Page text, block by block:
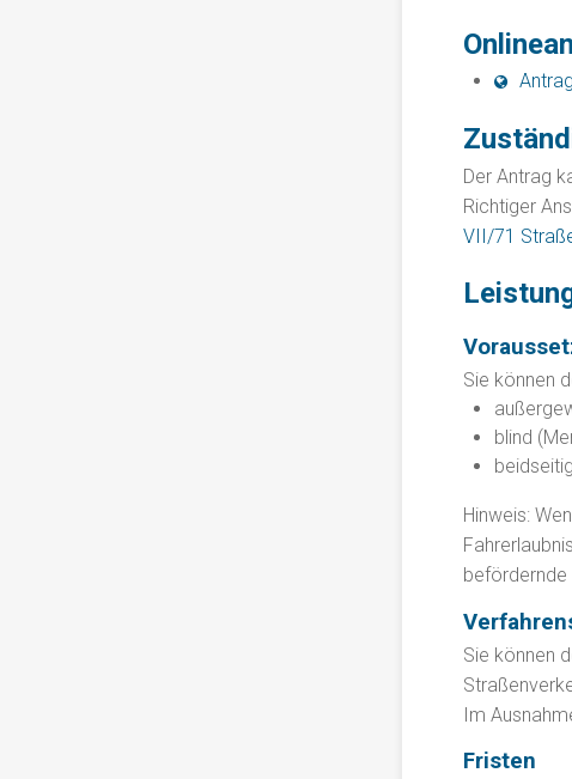
Der Antrag
Richtiger
VII/71
Sie können
blind
Hinweis:
Sie können
Im
Fristen